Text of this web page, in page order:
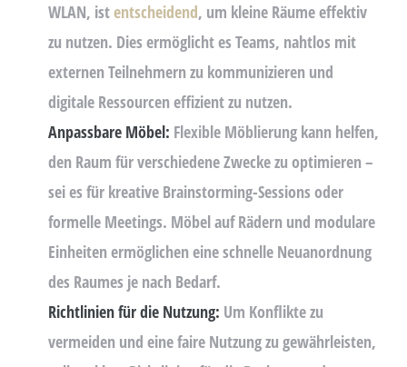
WLAN, istentscheidend, um kleine Räume effektiv
zu nutzen. Dies ermöglicht es Teams, nahtlos mit
externen Teilnehmern zu kommunizieren und
digitale Ressourcen effizient zu nutzen.
Anpassbare Möbel: Flexible Möblierung kann helfen,
den Raum für verschiedene Zwecke zu optimieren –
sei es für kreative Brainstorming-Sessions oder
formelle Meetings. Möbel auf Rädern und modulare
Einheiten ermöglichen eine schnelle Neuanordnung
des Raumes je nach Bedarf.
Richtlinien für die Nutzung: Um Konflikte zu
vermeiden und eine faire Nutzung zu gewährleisten,